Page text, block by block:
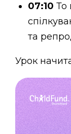
07:10 То
та
Урок